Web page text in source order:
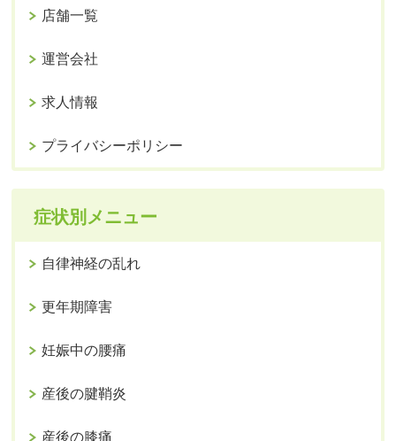
店舗一覧
運営会社
求人情報
プライバシーポリシー
症状別メニュー
自律神経の乱れ
更年期障害
妊娠中の腰痛
産後の腱鞘炎
産後の膝痛